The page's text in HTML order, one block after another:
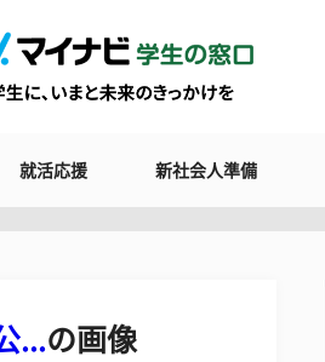
就活応援 新社会人準備
...の画像